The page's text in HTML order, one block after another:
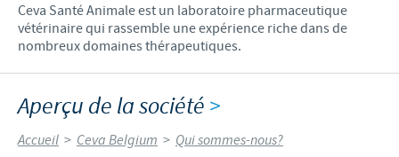
Ceva Santé Animale est un laboratoire pharmaceutique
vétérinaire qui rassemble une expérience riche dans de
nombreux domaines thérapeutiques.
Aperçu de la société >
Accueil > Ceva Belgium > Qui sommes-nous?